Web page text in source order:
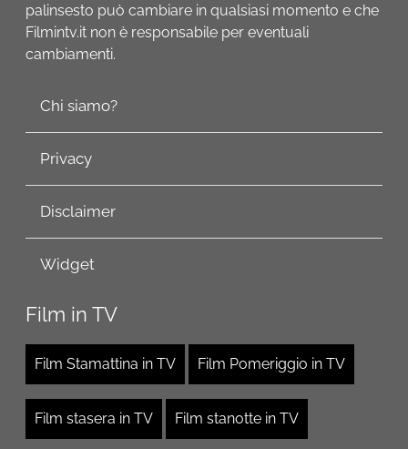
palinsesto può cambiare in qualsiasi momento e che
Filmintv.it non è responsabile per eventuali
cambiamenti.
Chi siamo?
Privacy
Disclaimer
Widget
Film in TV
Film Stamattina in TV Film Pomeriggio in TV
Film stasera in TV Film stanotte in TV